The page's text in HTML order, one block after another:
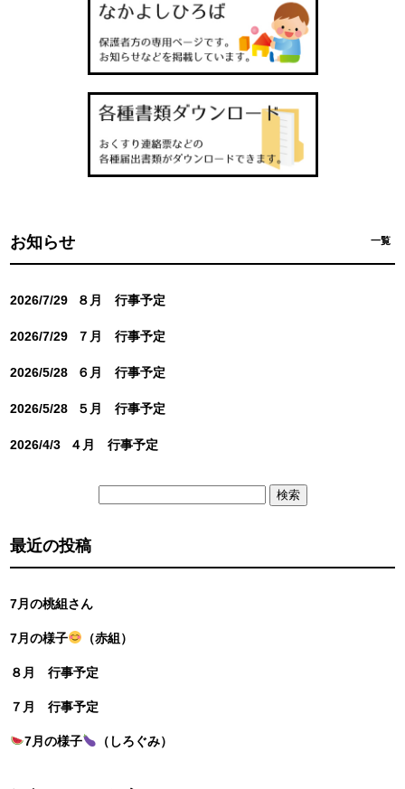
お知らせ 一覧
2026/7/29 ８月 行事予定
2026/7/29 ７月 行事予定
2026/5/28 ６月 行事予定
2026/5/28 ５月 行事予定
2026/4/3 ４月 行事予定
最近の投稿
7月の桃組さん
7月の様子 （赤組）
８月 行事予定
７月 行事予定
7月の様子 （しろぐみ）